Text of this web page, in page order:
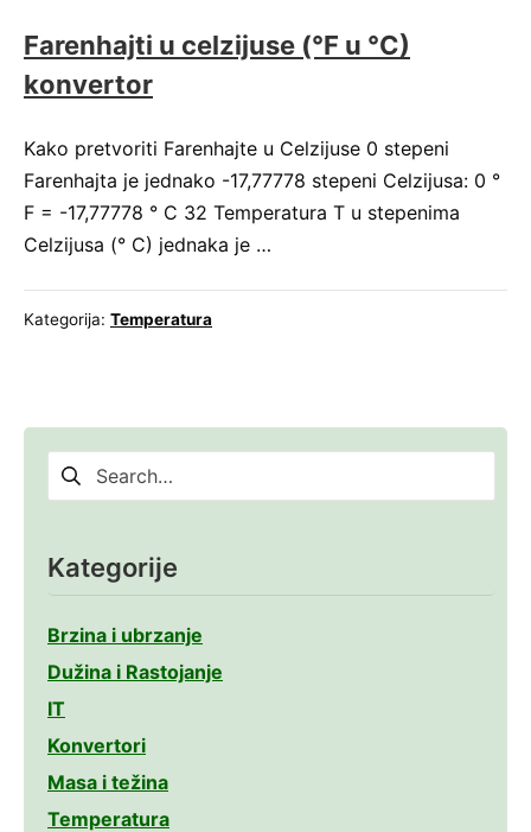
Farenhajti u celzijuse (°F u °C)
konvertor
Kako pretvoriti Farenhajte u Celzijuse 0 stepeni
Farenhajta je jednako -17,77778 stepeni Celzijusa: 0 °
F = -17,77778 ° C 32 Temperatura T u stepenima
Celzijusa (° C) jednaka je …
Kategorija: Temperatura
Pretraga
za:
Kategorije
Brzina i ubrzanje
Dužina i Rastojanje
IT
Konvertori
Masa i težina
Temperatura